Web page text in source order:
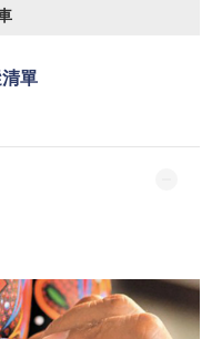
單